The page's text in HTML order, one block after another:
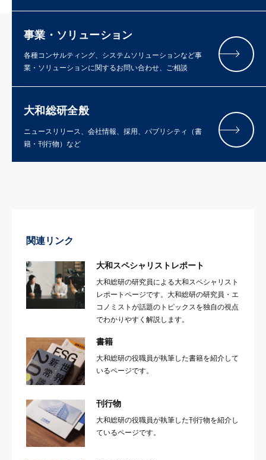
事業・ソリューション
各種コンサルティング、システムソリューションなど事
業・ソリューションに関するお問い合わせ、ご相談
大和総研全般
ニュースリリース、会社情報、採用、パブリシティ（書
籍・刊行物）など
関連リンク
大和スペシャリストレポート
大和総研の研究員による大和スペシャリスト
レポートページです。大和総研の研究員・エ
コノミストが話題のトピックスを独自の視点
でわかりやすく解説します。
書籍
大和総研の役職員が執筆した書籍を紹介して
いるページです。
刊行物
大和総研の役職員が執筆した刊行物を紹介し
ているページです。